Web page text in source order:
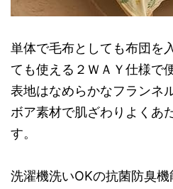
単体で毛布としても布団を
ても使える２ＷＡＹ仕様で
表地はなめらかなフランネ
ボア素材で肌ざわりよくあ
す。
洗濯機洗いOKの抗菌防臭